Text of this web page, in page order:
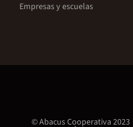
Empresas y escuelas
© Abacus Cooperativa 2023